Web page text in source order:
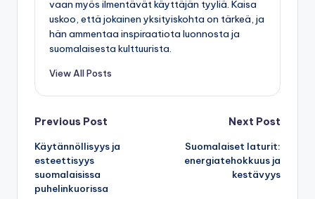
tuotteita, jotka eivät vain suojaa laitteita,
vaan myös ilmentävät käyttäjän tyyliä. Kaisa
uskoo, että jokainen yksityiskohta on tärkeä, ja
hän ammentaa inspiraatiota luonnosta ja
Post
navigation
Käytännöllisyys ja
esteettisyys
suomalaisissa
Suomalaiset laturit:
energiatehokkuus ja